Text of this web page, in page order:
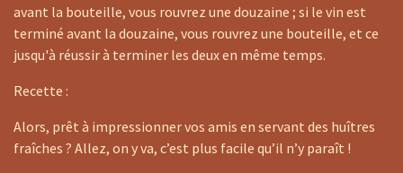
avant la bouteille, vous rouvrez une douzaine ; si le vin est
terminé avant la douzaine, vous rouvrez une bouteille, et ce
jusqu'à réussir à terminer les deux en même temps.
Recette :
Alors, prêt à impressionner vos amis en servant des huîtres
fraîches ? Allez, on y va, c’est plus facile qu’il n’y paraît !